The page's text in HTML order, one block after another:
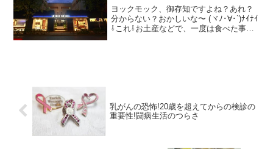
ヨックモック、御存知ですよね？あれ？
分からない？おかしいな〜 (ヾﾉ･∀･`)ﾅｲﾅｲ
⇩これ⇩お土産などで、一度は食べた事が
乳がんの恐怖!20歳を超えてからの検診の
重要性!闘病生活のつらさ